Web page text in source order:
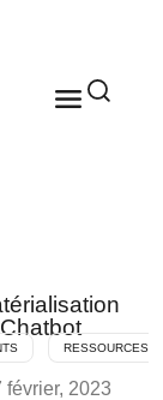
RESSOURCES
février, 2023